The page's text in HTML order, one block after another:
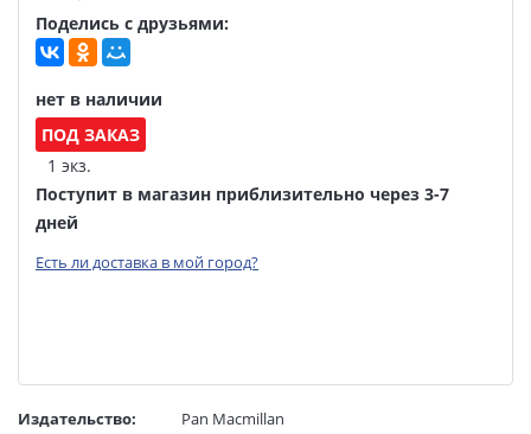
Поделись с друзьями:
нет в наличии
ПОД ЗАКАЗ
1 экз.
Поступит в магазин приблизительно через 3-7
дней
Есть ли доставка в мой город?
Издательство:
Pan Macmillan